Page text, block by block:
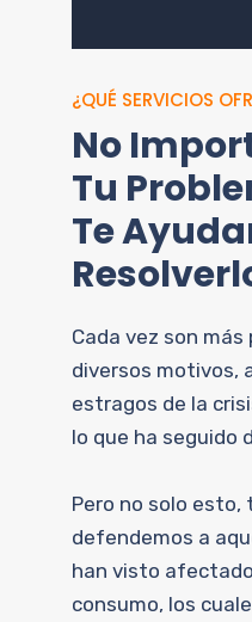
¿QUÉ SERVICIOS
No
Tu
Te
Cada vez son
diversos motivos,
estragos de la
lo que ha seguido
Pero no solo esto,
defendemos a
han visto
consumo, los